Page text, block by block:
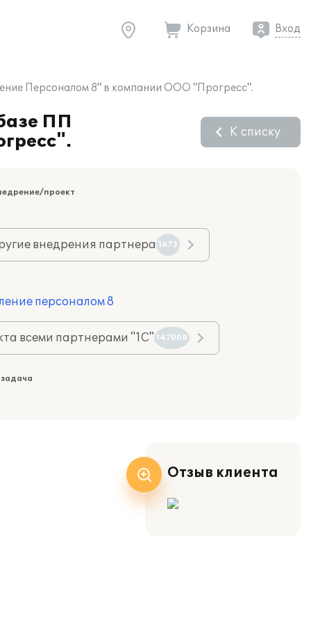
Корзина Вход
Персоналом 8" в компании ООО "Прогресс".
ПП
К списку
проект
внедрения партнера 1673
персоналом 8
всеми партнерами "1С" 147008
Отзыв клиента